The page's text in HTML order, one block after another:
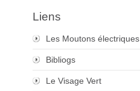
Liens
Les Moutons électriques
Bibliogs
Le Visage Vert